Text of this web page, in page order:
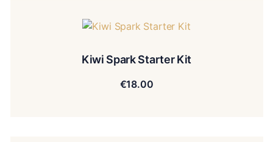
Kiwi Spark Starter Kit
€18.00